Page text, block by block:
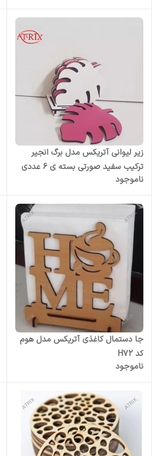
زیر لیوانی آتریکس مدل برگ انجیر
ترکیب سفید صورتی بسته ی 6 عددی
ناموجود
جا دستمال کاغذی آتریکس مدل هوم
کد H72
ناموجود